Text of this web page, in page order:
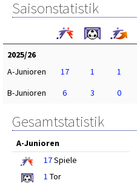
Saisonstatistik
2025/26
A-Junioren
17 1 1
B-Junioren
6 3 0
Gesamtstatistik
A-Junioren
17Spiele
1 Tor